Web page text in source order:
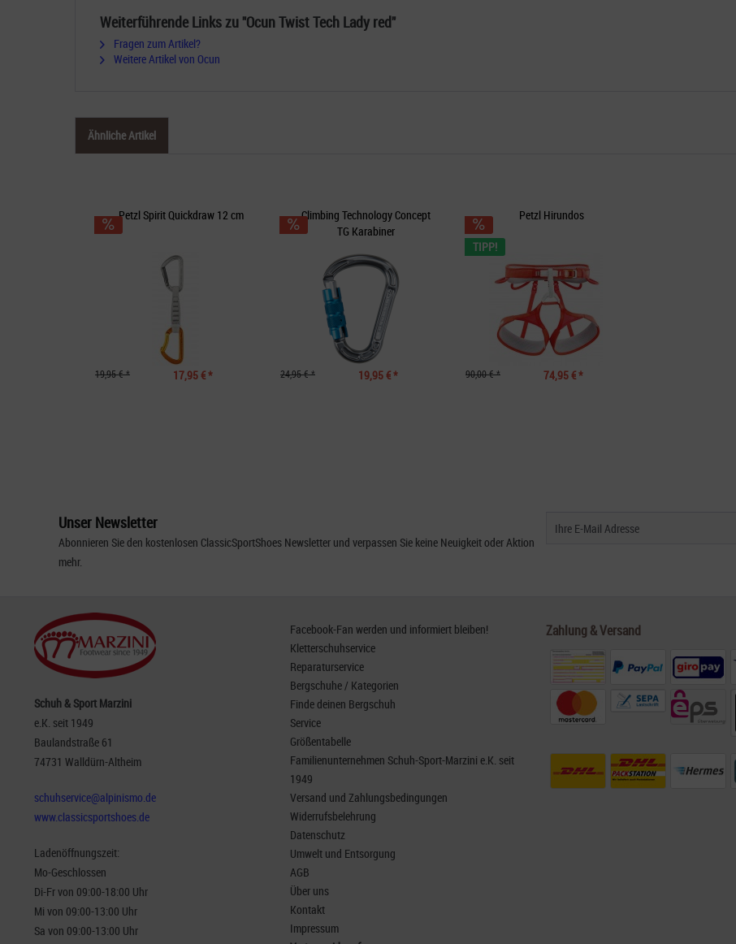
Weiterführende Links zu "Ocun Twist Tech Lady red"
Fragen zum Artikel?
Weitere Artikel von Ocun
Ähnliche Artikel
17,95 € *
19,95 € *
Petzl Spirit Quickdraw 12 cm
19,95 € *
24,95 € *
Climbing Technology Concept
TG Karabiner
TIPP!
74,95 € *
90,00 € *
Petzl Hirundos
Unser Newsletter
Abonnieren Sie den kostenlosen ClassicSportShoes Newsletter und verpassen Sie keine Neuigkeit oder Aktion
mehr.
Schuh & Sport Marzini
e.K. seit 1949
Baulandstraße 61
74731 Walldürn-Altheim
schuhservice@alpinismo.de
www.classicsportshoes.de
Ladenöffnungszeit:
Mo-Geschlossen
Di-Fr von 09:00-18:00 Uhr
Mi von 09:00-13:00 Uhr
Sa von 09:00-13:00 Uhr
Facebook-Fan werden und informiert bleiben!
Kletterschuhservice
Reparaturservice
Bergschuhe / Kategorien
Finde deinen Bergschuh
Service
Größentabelle
Familienunternehmen Schuh-Sport-Marzini e.K. seit
1949
Versand und Zahlungsbedingungen
Widerrufsbelehrung
Datenschutz
Umwelt und Entsorgung
AGB
Über uns
Kontakt
Impressum
Zahlung & Versand